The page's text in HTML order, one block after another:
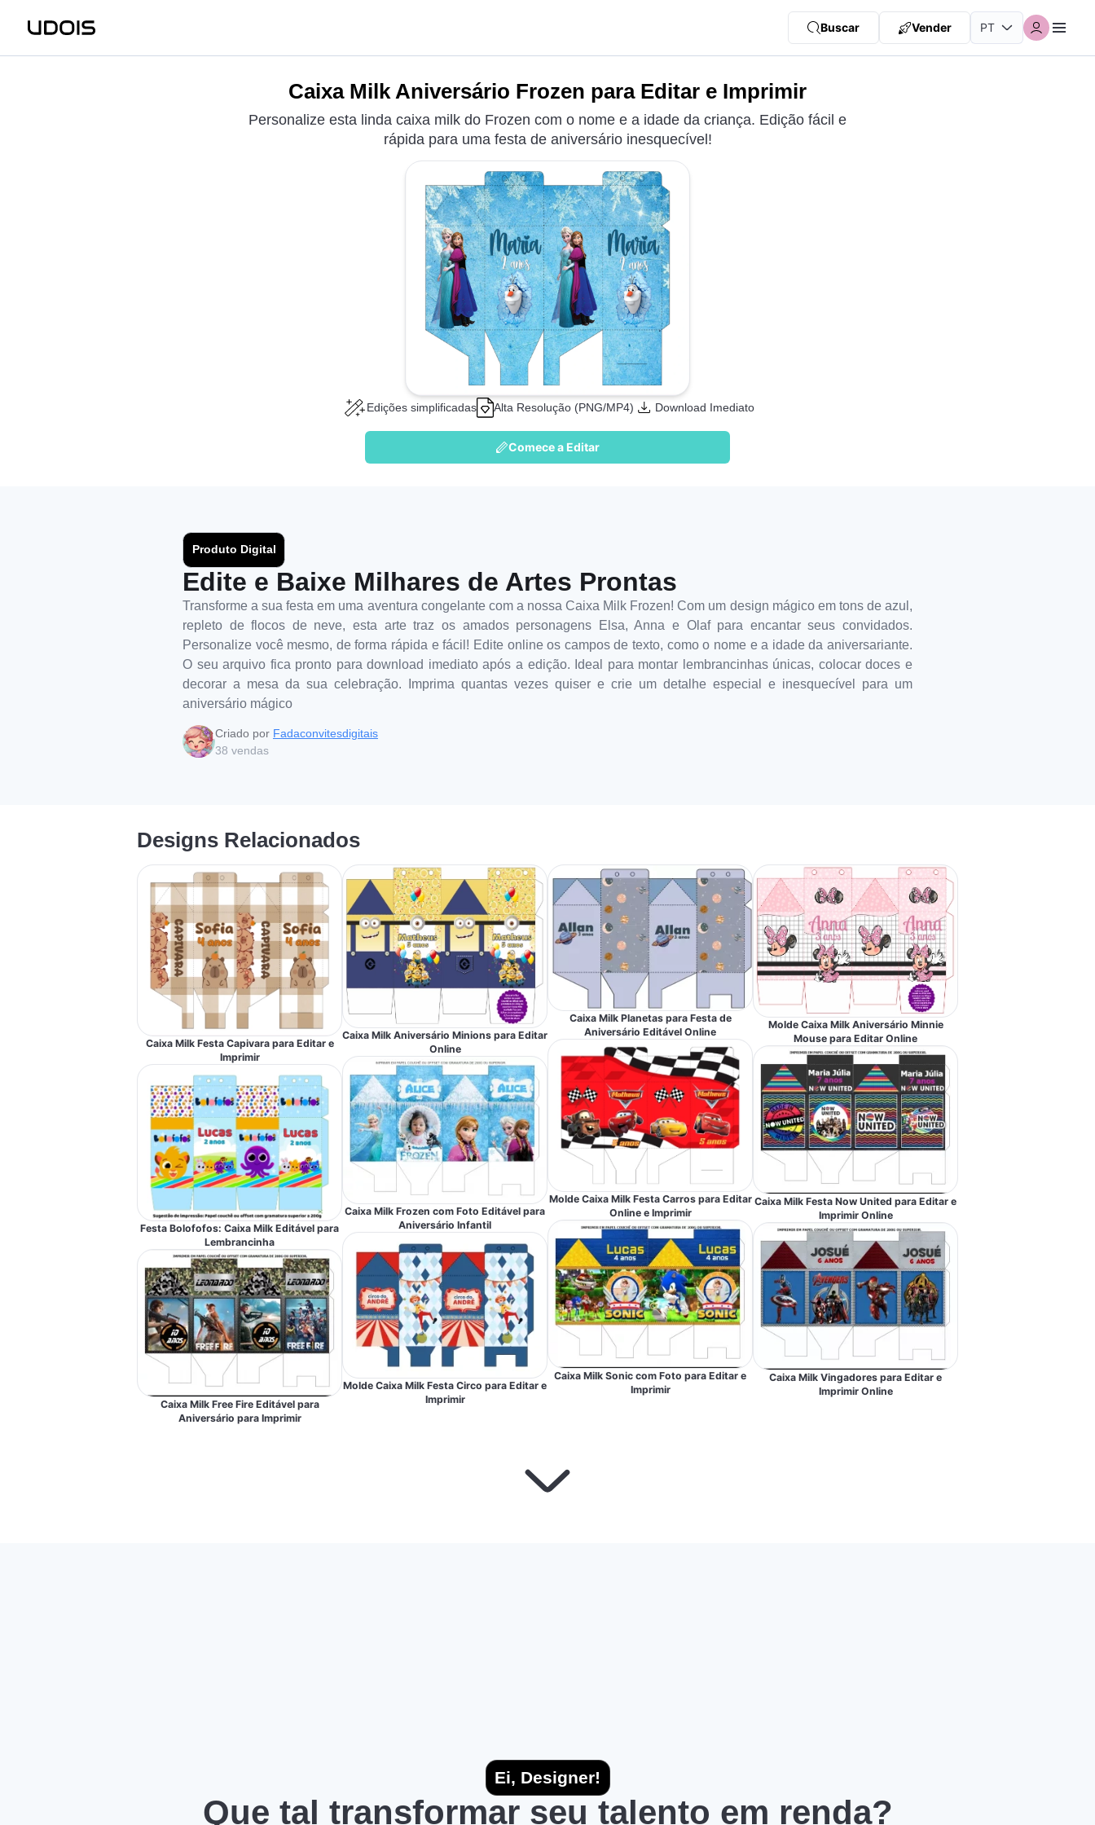
Buscar Vender
Caixa Milk Aniversário Frozen para Editar e Imprimir
Personalize esta linda caixa milk do Frozen com o nome e a idade da criança. Edição fácil e
rápida para uma festa de aniversário inesquecível!
Edições simplificadas Alta Resolução (PNG/MP4) Download Imediato
Comece a Editar
Produto Digital
Edite e Baixe Milhares de Artes Prontas
Transforme a sua festa em uma aventura congelante com a nossa Caixa Milk Frozen! Com um design mágico em tons de azul,
repleto de flocos de neve, esta arte traz os amados personagens Elsa, Anna e Olaf para encantar seus convidados.
Personalize você mesmo, de forma rápida e fácil! Edite online os campos de texto, como o nome e a idade da aniversariante.
O seu arquivo fica pronto para download imediato após a edição. Ideal para montar lembrancinhas únicas, colocar doces e
decorar a mesa da sua celebração. Imprima quantas vezes quiser e crie um detalhe especial e inesquecível para um
aniversário mágico
Criado por Fadaconvitesdigitais
38 vendas
Designs Relacionados
Caixa Milk Festa Capivara para Editar e
Imprimir
Festa Bolofofos: Caixa Milk Editável para
Lembrancinha
Caixa Milk Free Fire Editável para
Aniversário para Imprimir
Caixa Milk Aniversário Minions para Editar
Online
Caixa Milk Frozen com Foto Editável para
Aniversário Infantil
Molde Caixa Milk Festa Circo para Editar e
Imprimir
Caixa Milk Planetas para Festa de
Aniversário Editável Online
Molde Caixa Milk Festa Carros para Editar
Online e Imprimir
Caixa Milk Sonic com Foto para Editar e
Imprimir
Molde Caixa Milk Aniversário Minnie
Mouse para Editar Online
Caixa Milk Festa Now United para Editar e
Imprimir Online
Caixa Milk Vingadores para Editar e
Imprimir Online
Ei, Designer!
Que tal transformar seu talento em renda?